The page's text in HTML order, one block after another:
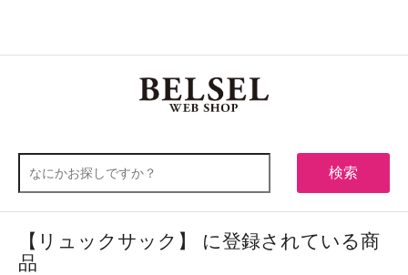
検索
【リュックサック】 に登録されている商
品